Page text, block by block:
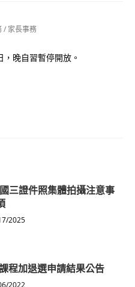
/ 家長事務
晚自習暫停開放。
三證件照集體拍攝注意事
2025
程加退選申請結果公告
2022